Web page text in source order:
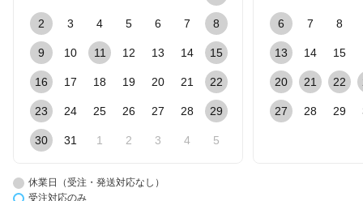
2 3 4 5 6 7 8
9 10 11 12 13 14 15
16 17 18 19 20 21 22
23 24 25 26 27 28 29
30 31 1 2 3 4 5
6 7 8
13 14 15
20 21 22
27 28 29
休業日（受注・発送対応なし）
受注対応のみ